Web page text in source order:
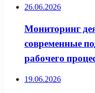
26.06.2026
Мониторинг
современные
рабочего
19.06.2026